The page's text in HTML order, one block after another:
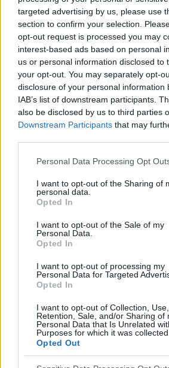
targeted advertising by us, please use
section to confirm your selection.
opt-out request is processed you may
interest-based ads based on personal
us or personal information disclosed to
your opt-out. You may separately opt-
disclosure of your personal information
IAB’s list of downstream participants.
also be disclosed by us to third parties
Downstream Participants that may
Personal Data Processing Opt
I want to opt-out of the Sharing of
personal data.
Opted In
I want to opt-out of the Sale of my
Personal Data.
Opted In
I want to opt-out of processing my
Personal Data for Targeted
Opted In
I want to opt-out of Collection, Use,
Retention, Sale, and/or Sharing of
Personal Data that Is Unrelated
Purposes for which it was collected.
Opted Out
gruba chociaż faceci na mnie leca, że
dostałam upragnionego stanowiska
stanowisku. Znowu zaczęłam
dochodzić do normalności. Może
nieszczęśliwy związek i cos mi się
ciągle mówił że jestem taka siatka że
to on był kiepski. Bd dobrze
1
I się obudziłaś.
0
olija_zero
Początkująca
Jakbym czytała o sobie...
Zaburzenia osobowości